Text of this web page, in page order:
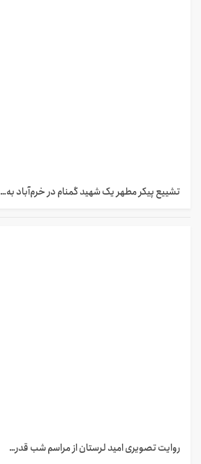
تشییع پیکر مطهر یک شهید گمنام در خرم‌آباد به…
روایت تصویری امید لرستان از مراسم شب قدر…